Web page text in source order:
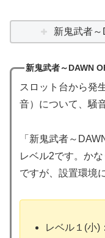
新鬼武者
新鬼武者～DAWN
スロット台から発
音）について、騒
「新鬼武者～
レベル2です。か
ですが、設置環境
レベル１(小)